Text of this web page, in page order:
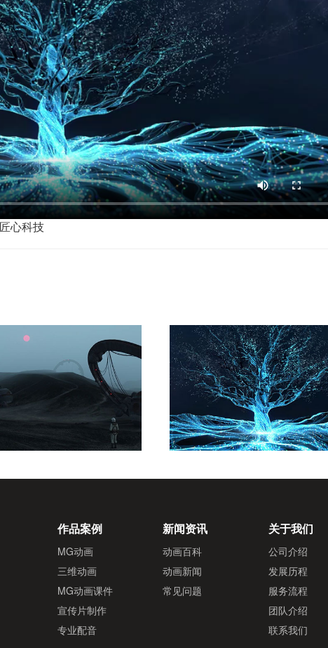
心科技
作品案例
MG动画
三维动画
MG动画课件
宣传片制作
专业配音
新闻资讯
动画百科
动画新闻
常见问题
关于我们
公司介绍
发展历程
服务流程
团队介绍
联系我们